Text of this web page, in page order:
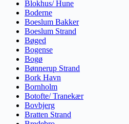
Blokhus/ Hune
Boderne
Boeslum Bakker
Boeslum Strand
Bøged
Bogense
Bogø
Bønnerup Strand
Bork Havn
Bornholm
Botofte/ Tranekær
Bovbjerg
Bratten Strand